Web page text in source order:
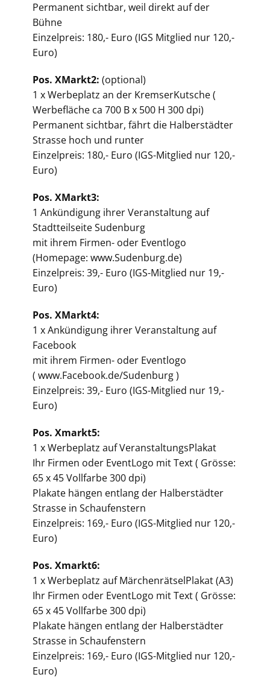
Permanent sichtbar, weil direkt auf der
Bühne
Einzelpreis: 180,- Euro (IGS Mitglied nur 120,-
Euro)
Pos. XMarkt2: (optional)
1 x Werbeplatz an der KremserKutsche (
Werbefläche ca 700 B x 500 H 300 dpi)
Permanent sichtbar, fährt die Halberstädter
Strasse hoch und runter
Einzelpreis: 180,- Euro (IGS-Mitglied nur 120,-
Euro)
Pos. XMarkt3:
1 Ankündigung ihrer Veranstaltung auf
Stadtteilseite Sudenburg
mit ihrem Firmen- oder Eventlogo
(Homepage: www.Sudenburg.de)
Einzelpreis: 39,- Euro (IGS-Mitglied nur 19,-
Euro)
Pos. XMarkt4:
1 x Ankündigung ihrer Veranstaltung auf
Facebook
mit ihrem Firmen- oder Eventlogo
( www.Facebook.de/Sudenburg )
Einzelpreis: 39,- Euro (IGS-Mitglied nur 19,-
Euro)
Pos. Xmarkt5:
1 x Werbeplatz auf VeranstaltungsPlakat
Ihr Firmen oder EventLogo mit Text ( Grösse:
65 x 45 Vollfarbe 300 dpi)
Plakate hängen entlang der Halberstädter
Strasse in Schaufenstern
Einzelpreis: 169,- Euro (IGS-Mitglied nur 120,-
Euro)
Pos. Xmarkt6:
1 x Werbeplatz auf MärchenrätselPlakat (A3)
Ihr Firmen oder EventLogo mit Text ( Grösse:
65 x 45 Vollfarbe 300 dpi)
Plakate hängen entlang der Halberstädter
Strasse in Schaufenstern
Einzelpreis: 169,- Euro (IGS-Mitglied nur 120,-
Euro)